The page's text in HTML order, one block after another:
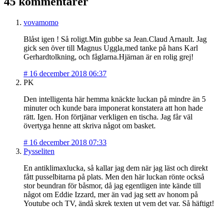
vovamomo
Blåst igen ! Så roligt.Min gubbe sa Jean.Claud Arnault. Jag
gick sen över till Magnus Uggla,med tanke på hans Karl
Gerhardtolkning, och fåglarna.Hjärnan är en rolig grej!
# 16 december 2018 06:37
PK
Den intelligenta här hemma knäckte luckan på mindre än 5
minuter och kunde bara imponerat konstatera att hon hade
rätt. Igen. Hon förtjänar verkligen en tischa. Jag får väl
övertyga henne att skriva något om basket.
# 16 december 2018 07:33
Pysseliten
En antiklimaxlucka, så kallar jag dem när jag läst och direkt
fått pusselbitarna på plats. Men den här luckan rönte också
stor beundran för båsmor, då jag egentligen inte kände till
något om Eddie Izzard, mer än vad jag sett av honom på
Youtube och TV, ändå skrek texten ut vem det var. Så häftigt!